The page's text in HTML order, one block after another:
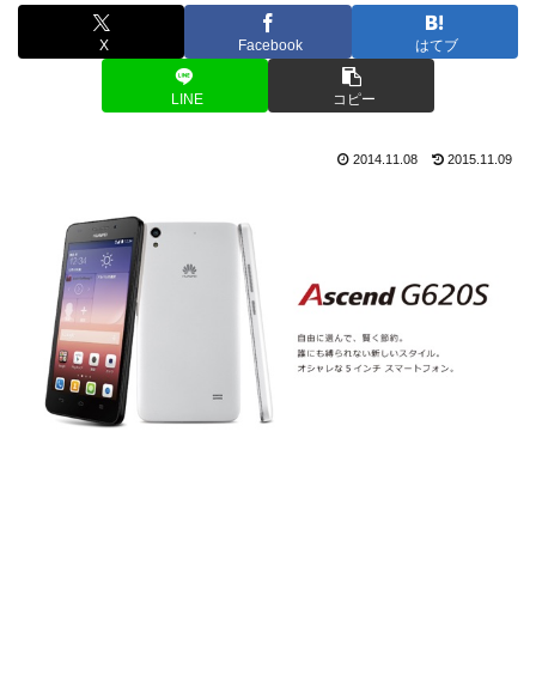
X Facebook はてブ
LINE コピー
2014.11.08 2015.11.09